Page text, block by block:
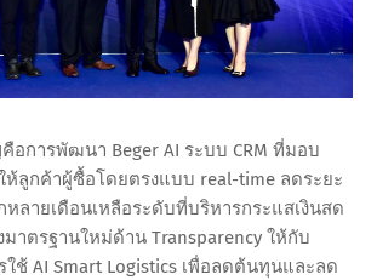
อการพัฒนา Beger AI ระบบ CRM ที่มอบ
ห้ลูกค้าผู้ซื้อโดยตรงแบบ real-time ลดระยะ
หลายเดือนเหลือระดับที่บริหารกระแสเงินสด
าตรฐานใหม่ด้าน Transparency ให้กับ
ช้ AI Smart Logistics เพื่อลดต้นทุนและลด